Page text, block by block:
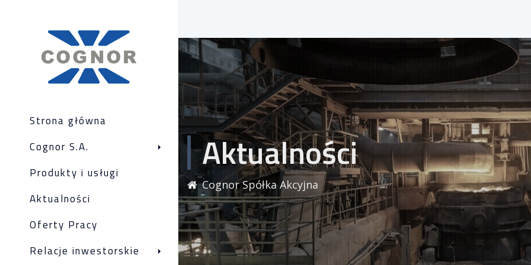
Strona główna
Cognor S.A.
Produkty i usługi
Aktualności
Oferty Pracy
Relacje inwestorskie
Aktualności
Cognor Spółka Akcyjna